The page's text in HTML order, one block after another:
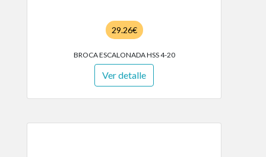
29.26€
BROCA ESCALONADA HSS 4-20
Ver detalle